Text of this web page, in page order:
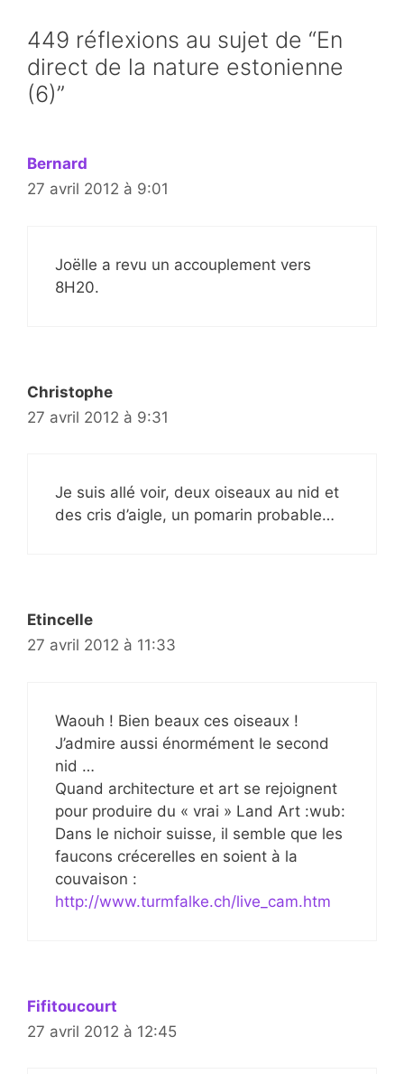
449 réflexions au sujet de “En
direct de la nature estonienne
(6)”
Bernard
27 avril 2012 à 9:01
Joëlle a revu un accouplement vers
8H20.
Christophe
27 avril 2012 à 9:31
Je suis allé voir, deux oiseaux au nid et
des cris d’aigle, un pomarin probable…
Etincelle
27 avril 2012 à 11:33
Waouh ! Bien beaux ces oiseaux !
J’admire aussi énormément le second
nid …
Quand architecture et art se rejoignent
pour produire du « vrai » Land Art :wub:
Dans le nichoir suisse, il semble que les
faucons crécerelles en soient à la
couvaison :
http://www.turmfalke.ch/live_cam.htm
Fifitoucourt
27 avril 2012 à 12:45